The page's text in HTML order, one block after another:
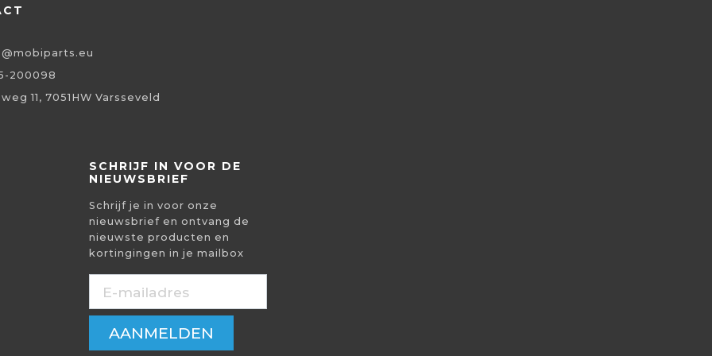
200098
11, 7051HW Varsseveld
SCHRIJF IN VOOR DE
NIEUWSBRIEF
Schrijf je in voor onze
nieuwsbrief en ontvang de
nieuwste producten en
kortingingen in je mailbox
AANMELDEN